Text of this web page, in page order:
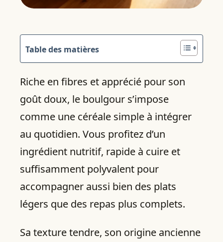
Table des matières
Riche en fibres et apprécié pour son
goût doux, le boulgour s’impose
comme une céréale simple à intégrer
au quotidien. Vous profitez d’un
ingrédient nutritif, rapide à cuire et
suffisamment polyvalent pour
accompagner aussi bien des plats
légers que des repas plus complets.
Sa texture tendre, son origine ancienne